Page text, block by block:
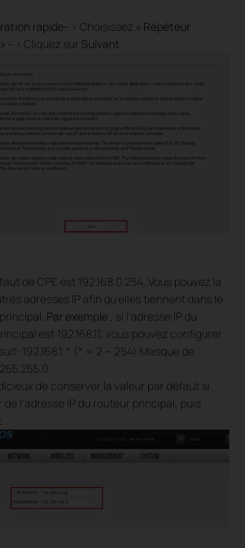
rapide- > Choisissez « Répéteur
» - > Cliquez sur Suivant
de CPE est 192.168.0.254. Vous pouvez la
adresses IP afin qu'elles tiennent dans le
Par exemple , si l'adresse IP du
est 192.168.1.1, vous pouvez configurer
192.168.1. * (* = 2 ~ 254) Masque de
de conserver la valeur par défaut si
de l'adresse IP du routeur principal, puis
.